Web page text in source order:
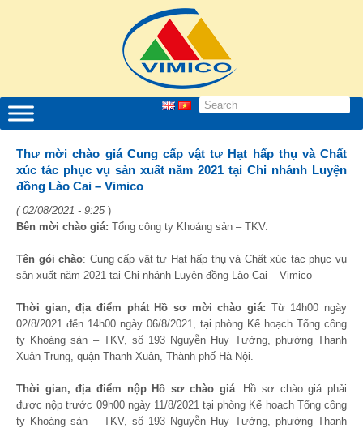
Thư mời chào giá Cung cấp vật tư Hạt hấp thụ và Chất
xúc tác phục vụ sản xuất năm 2021 tại Chi nhánh Luyện
đồng Lào Cai – Vimico
( 02/08/2021 - 9:25)
Bên mời chào giá: Tổng công ty Khoáng sản – TKV.
Tên gói chào: Cung cấp vật tư Hạt hấp thụ và Chất xúc tác phục vụ
sản xuất năm 2021 tại Chi nhánh Luyện đồng Lào Cai – Vimico
Thời gian, địa điểm phát Hồ sơ mời chào giá: Từ 14h00 ngày
02/8/2021 đến 14h00 ngày 06/8/2021, tại phòng Kế hoạch Tổng công
ty Khoáng sản – TKV, số 193 Nguyễn Huy Tưởng, phường Thanh
Xuân Trung, quận Thanh Xuân, Thành phố Hà Nội.
Thời gian, địa điểm nộp Hồ sơ chào giá: Hồ sơ chào giá phải
được nộp trước 09h00 ngày 11/8/2021 tại phòng Kế hoạch Tổng công
ty Khoáng sản – TKV, số 193 Nguyễn Huy Tưởng, phường Thanh